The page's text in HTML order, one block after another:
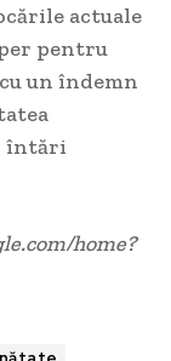
actuale
pentru
un îndemn
întări
home?